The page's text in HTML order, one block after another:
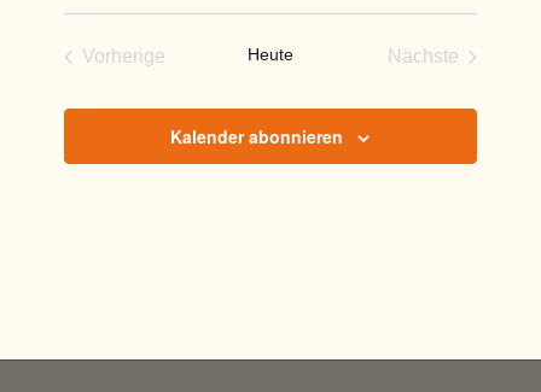
Vorherige
Heute
Nächste
Kalender abonnieren